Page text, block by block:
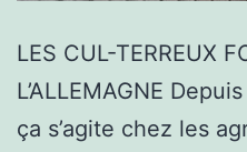
LES CUL-TERREUX
L’ALLEMAGNE
ça s’agite chez les